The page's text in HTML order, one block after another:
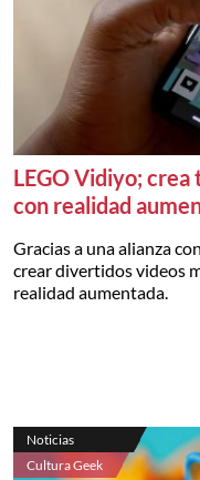
LEGO Vidiyo;
con realidad
Gracias a una alianza
crear divertidos videos
realidad aumentada.
Noticias
Cultura Geek